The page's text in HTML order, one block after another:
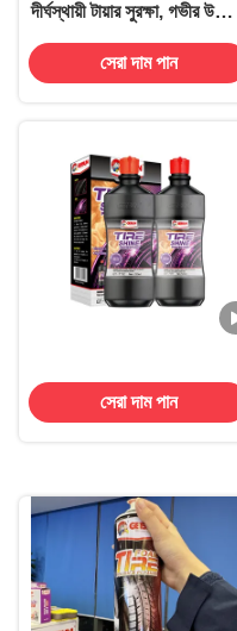
দীর্ঘস্থায়ী টায়ার সুরক্ষা, গভীর উজ্জ্বল
ফিনিশের জন্য
সেরা দাম পান
সেরা দাম পান